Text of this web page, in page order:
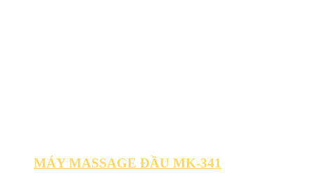
MÁY MASSAGE ĐẦU MK-341